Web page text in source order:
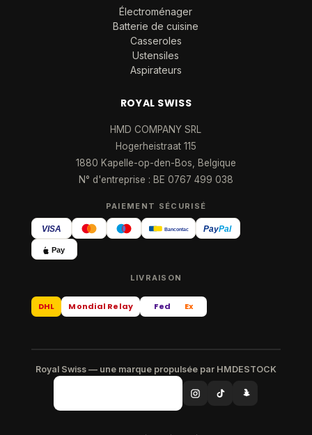
Électroménager
Batterie de cuisine
Casseroles
Ustensiles
Aspirateurs
ROYAL SWISS
HMD COMPANY SRL
Hogerheistraat 115
1880 Kapelle-op-den-Bos, Belgique
N° d'entreprise : BE 0767 499 038
PAIEMENT SÉCURISÉ
VISA Bancontact PayPal
Pay
LIVRAISON
DHL Mondial Relay Fed Ex
Royal Swiss — une marque propulsée par HMDESTOCK